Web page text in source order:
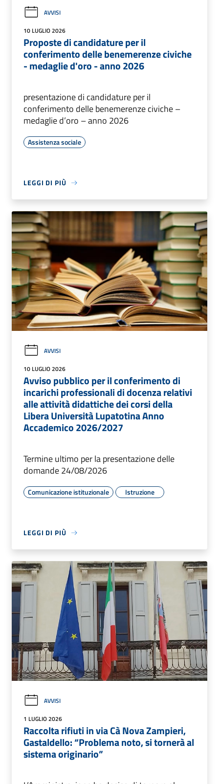
AVVISI
10 LUGLIO 2026
Proposte di candidature per il
conferimento delle benemerenze civiche
- medaglie d'oro - anno 2026
presentazione di candidature per il
conferimento delle benemerenze civiche –
medaglie d’oro – anno 2026
Assistenza sociale
LEGGI DI PIÙ
AVVISI
10 LUGLIO 2026
Avviso pubblico per il conferimento di
incarichi professionali di docenza relativi
alle attività didattiche dei corsi della
Libera Università Lupatotina Anno
Accademico 2026/2027
Termine ultimo per la presentazione delle
domande 24/08/2026
Comunicazione istituzionale Istruzione
LEGGI DI PIÙ
AVVISI
1 LUGLIO 2026
Raccolta rifiuti in via Cà Nova Zampieri,
Gastaldello: “Problema noto, si tornerà al
sistema originario”